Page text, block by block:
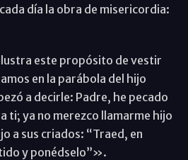
día la obra de misericordia:
este propósito de vestir
en la parábola del hijo
a decirle: Padre, he pecado
ti; ya no merezco llamarme hijo
a sus criados: “Traed, en
y ponédselo”».